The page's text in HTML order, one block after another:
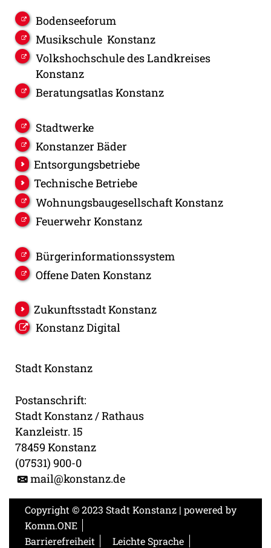
Bodenseeforum
Musikschule Konstanz
Volkshochschule des Landkreises
Konstanz
Beratungsatlas Konstanz
Stadtwerke
Konstanzer Bäder
Entsorgungsbetriebe
Technische Betriebe
Wohnungsbaugesellschaft Konstanz
Feuerwehr Konstanz
Bürgerinformationssystem
Offene Daten Konstanz
Zukunftsstadt Konstanz
Konstanz Digital
Stadt Konstanz
Postanschrift:
Stadt Konstanz / Rathaus
Kanzleistr. 15
78459 Konstanz
(07531) 900-0
mail@konstanz.de
Copyright © 2023 Stadt Konstanz | powered by
Komm.ONE
Barrierefreiheit
Leichte Sprache